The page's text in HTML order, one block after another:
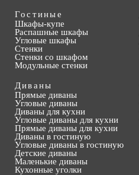
Гостиные
Шкафы-купе
Распашные шкафы
Угловые шкафы
Стенки
Стенки со шкафом
Модульные стенки
Диваны
Прямые диваны
Угловые диваны
Диваны для кухни
Угловые диваны для кухни
Прямые диваны для кухни
Диваны в гостиную
Угловые диваны в гостиную
Детские диваны
Маленькие диваны
Кухонные уголки